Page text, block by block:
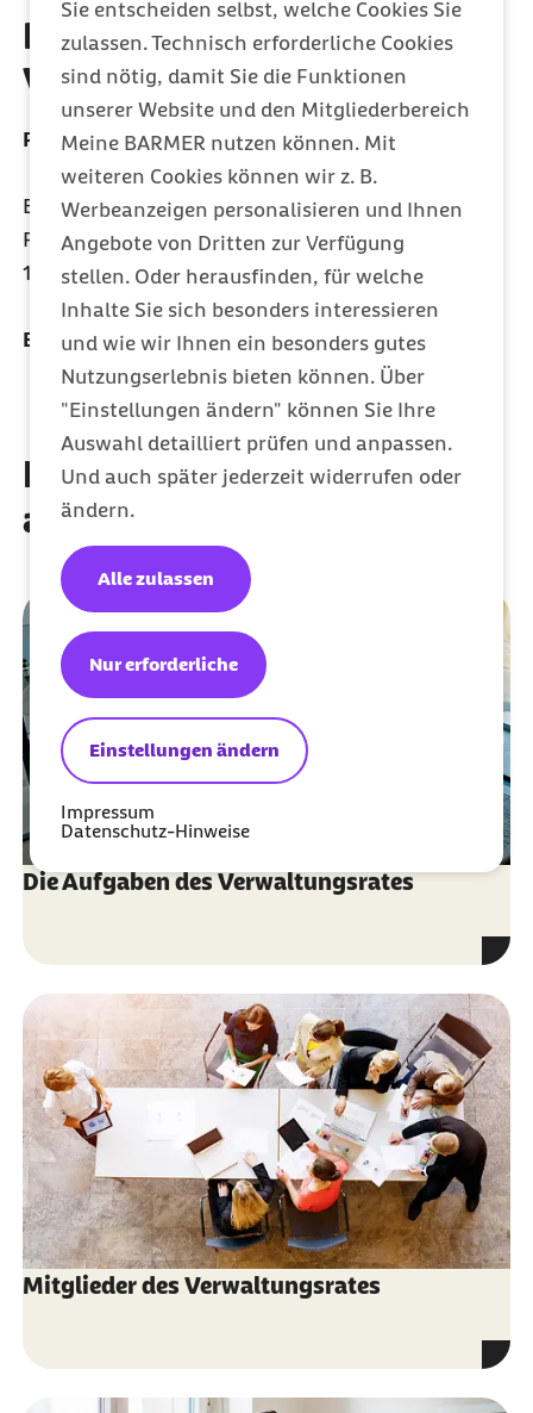
Sie entscheiden selbst, welche Cookies Sie
zulassen. Technisch erforderliche Cookies
sind nötig, damit Sie die Funktionen
unserer Website und den Mitgliederbereich
Meine BARMER nutzen können. Mit
weiteren Cookies können wir z. B.
Werbeanzeigen personalisieren und Ihnen
Angebote von Dritten zur Verfügung
stellen. Oder herausfinden, für welche
Inhalte Sie sich besonders interessieren
und wie wir Ihnen ein besonders gutes
Nutzungserlebnis bieten können. Über
"Einstellungen ändern" können Sie Ihre
Auswahl detailliert prüfen und anpassen.
Und auch später jederzeit widerrufen oder
ändern.
Einstellungen ändern
Nur erforderliche
Alle zulassen
Impressum
Datenschutz-Hinweise
Ihr Kontakt zum
Verwaltungsrat
Postanschrift
Barmer Verwaltungsrat
Postfach 110704
10837 Berlin
E-Mail: verwaltungsrat@barmer.de
Diese Artikel könnten Sie
auch interessieren
Die Aufgaben des Verwaltungsrates
Mitglieder des Verwaltungsrates